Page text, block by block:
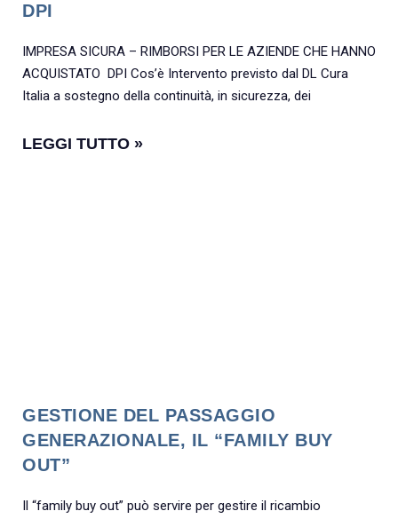
DPI
IMPRESA SICURA – RIMBORSI PER LE AZIENDE CHE HANNO
ACQUISTATO DPI Cos’è Intervento previsto dal DL Cura
Italia a sostegno della continuità, in sicurezza, dei
LEGGI TUTTO »
GESTIONE DEL PASSAGGIO
GENERAZIONALE, IL “FAMILY BUY
OUT”
Il “family buy out” può servire per gestire il ricambio